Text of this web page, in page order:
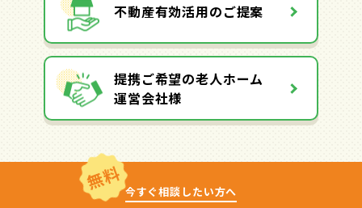
不動産有効活用のご提案
提携ご希望の老人ホーム
運営会社様
無料 今すぐ相談したい方へ